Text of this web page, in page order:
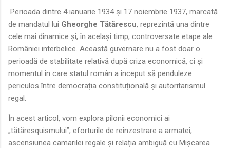
Perioada dintre 4 ianuarie 1934 și 17 noiembrie 1937, marcată
de mandatul lui Gheorghe Tătărescu, reprezintă una dintre
cele mai dinamice și, în același timp, controversate etape ale
României interbelice. Această guvernare nu a fost doar o
perioadă de stabilitate relativă după criza economică, ci și
momentul în care statul român a început să penduleze
periculos între democrația constituțională și autoritarismul
regal.
În acest articol, vom explora pilonii economici ai
„tătăresquismului”, eforturile de reînzestrare a armatei,
ascensiunea camarilei regale și relația ambiguă cu Mișcarea